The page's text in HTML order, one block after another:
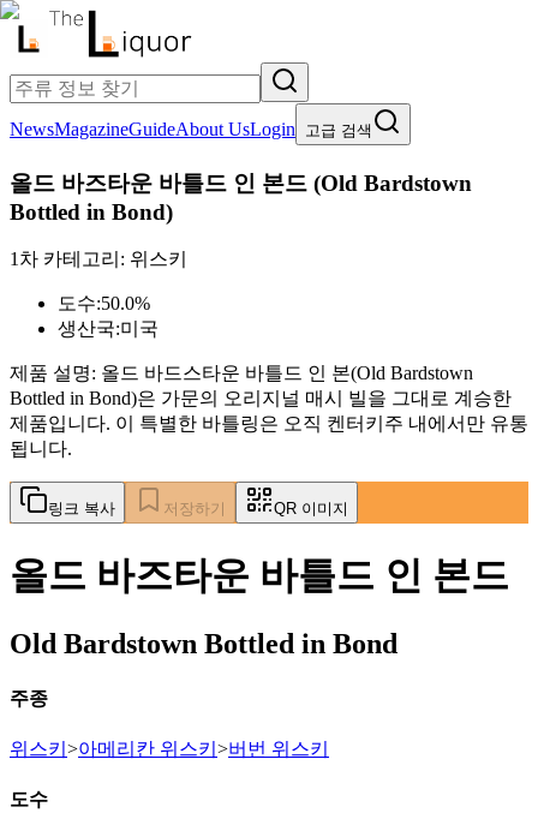
NewsMagazineGuideAbout UsLogin 고급 검색
올드 바즈타운 바틀드 인 본드 (Old Bardstown
Bottled in Bond)
1차 카테고리: 위스키
도수:50.0%
생산국:미국
제품 설명: 올드 바드스타운 바틀드 인 본(Old Bardstown
Bottled in Bond)은 가문의 오리지널 매시 빌을 그대로 계승한
제품입니다. 이 특별한 바틀링은 오직 켄터키주 내에서만 유통
됩니다.
링크 복사 저장하기 QR 이미지
올드 바즈타운 바틀드 인 본드
Old Bardstown Bottled in Bond
주종
위스키 >아메리칸 위스키 >버번 위스키
도수